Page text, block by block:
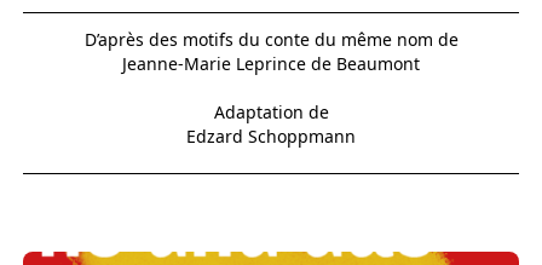
D’après des motifs du conte du même nom de
Jeanne-Marie Leprince de Beaumont
Adaptation de
Edzard Schoppmann